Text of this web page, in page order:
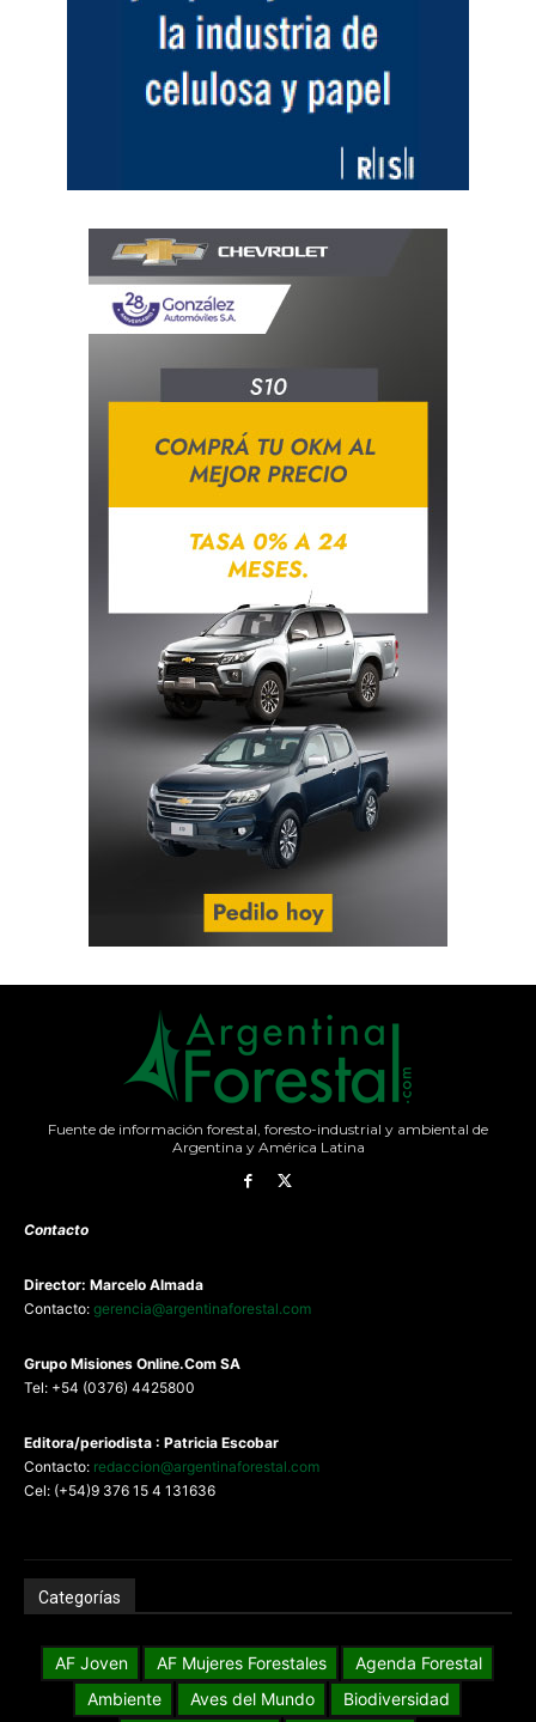
Fuente de información forestal, foresto-industrial y ambiental de
Argentina y América Latina
Contacto
Director: Marcelo Almada
Contacto: gerencia@argentinaforestal.com
Grupo Misiones Online.Com SA
Tel: +54 (0376) 4425800
Editora/periodista : Patricia Escobar
Contacto: redaccion@argentinaforestal.com
Cel: (+54)9 376 15 4 131636
Categorías
AF Joven AF Mujeres Forestales
Agenda Forestal
Ambiente
Aves del Mundo
Biodiversidad